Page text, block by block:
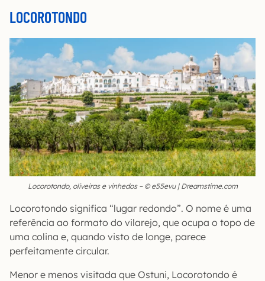
LOCOROTONDO
Locorotondo, oliveiras e vinhedos – © e55evu | Dreamstime.com
Locorotondo significa “lugar redondo”. O nome é uma
referência ao formato do vilarejo, que ocupa o topo de
uma colina e, quando visto de longe, parece
perfeitamente circular.
Menor e menos visitada que Ostuni, Locorotondo é